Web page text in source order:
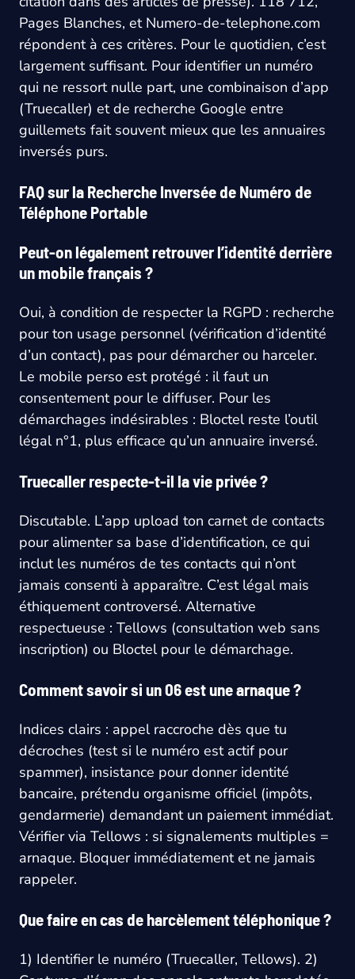
Pages Blanches, et Numero-de-telephone.com
répondent à ces critères. Pour le quotidien, c’est
largement suffisant. Pour identifier un numéro
qui ne ressort nulle part, une combinaison d’app
(Truecaller) et de recherche Google entre
guillemets fait souvent mieux que les annuaires
inversés purs.
FAQ sur la Recherche Inversée de Numéro de
Téléphone Portable
Peut-on légalement retrouver l’identité derrière
un mobile français ?
Oui, à condition de respecter la RGPD : recherche
pour ton usage personnel (vérification d’identité
d’un contact), pas pour démarcher ou harceler.
Le mobile perso est protégé : il faut un
consentement pour le diffuser. Pour les
démarchages indésirables : Bloctel reste l’outil
légal n°1, plus efficace qu’un annuaire inversé.
Truecaller respecte-t-il la vie privée ?
Discutable. L’app upload ton carnet de contacts
pour alimenter sa base d’identification, ce qui
inclut les numéros de tes contacts qui n’ont
jamais consenti à apparaître. C’est légal mais
éthiquement controversé. Alternative
respectueuse : Tellows (consultation web sans
inscription) ou Bloctel pour le démarchage.
Comment savoir si un 06 est une arnaque ?
Indices clairs : appel raccroche dès que tu
décroches (test si le numéro est actif pour
spammer), insistance pour donner identité
bancaire, prétendu organisme officiel (impôts,
gendarmerie) demandant un paiement immédiat.
Vérifier via Tellows : si signalements multiples =
arnaque. Bloquer immédiatement et ne jamais
rappeler.
Que faire en cas de harcèlement téléphonique ?
1) Identifier le numéro (Truecaller, Tellows). 2)